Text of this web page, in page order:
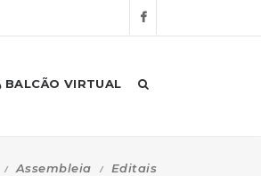
BALCÃO VIRTUAL
Assembleia Editais